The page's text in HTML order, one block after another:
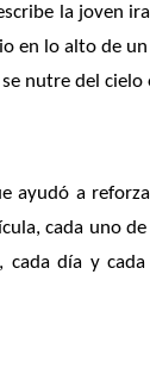
la joven
en lo alto de
nutre del cielo
ayudó a
cada uno
día y